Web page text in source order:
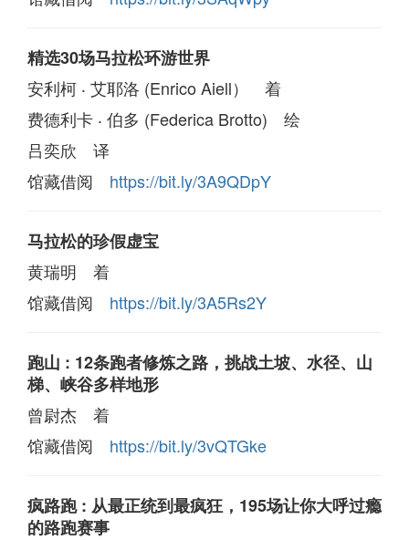
精选30场马拉松环游世界
安利柯 ‧ 艾耶洛 (Enrico Aiell） 着
费德利卡 ‧ 伯多 (Federica Brotto) 绘
吕奕欣 译
馆藏借阅 https://bit.ly/3A9QDpY
马拉松的珍假虚宝
黄瑞明 着
馆藏借阅 https://bit.ly/3A5Rs2Y
跑山 : 12条跑者修炼之路，挑战土坡、水径、山
梯、峡谷多样地形
曾尉杰 着
馆藏借阅 https://bit.ly/3vQTGke
疯路跑 : 从最正统到最疯狂，195场让你大呼过瘾
的路跑赛事